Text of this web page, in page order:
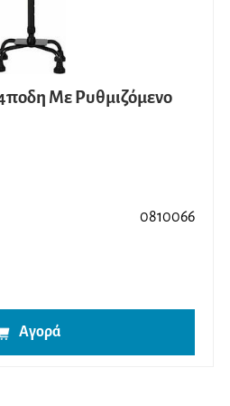
Με Ρυθμιζόμενο
0810066
Αγορά